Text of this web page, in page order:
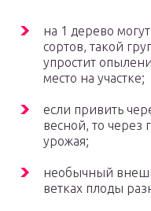
на 1 дерево
сортов, такой
упростит
место на участке;
если привить
весной, то через
урожая;
необычный
ветках плоды